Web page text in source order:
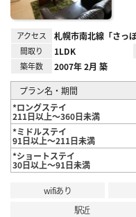
アクセス 札幌市南北線「さっ
間取り 1LDK
築年数 2007年 2月 築
プラン名・期間
*ロングステイ
211日以上～360日未満
*ミドルステイ
91日以上～211日未満
*ショートステイ
30日以上～91日未満
wifiあり
駅近